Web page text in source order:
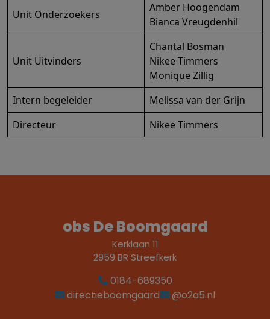
Unit Onderzoekers
Amber Hoogendam
Bianca Vreugdenhil
Unit Uitvinders
Chantal Bosman
Nikee Timmers
Monique Zillig
Intern begeleider
Melissa van der Grijn
Directeur
Nikee Timmers
obs De Boomgaard
Kerklaan 11
2959 BR Streefkerk
0184-689350
directieboomgaard
@o2a5.nl